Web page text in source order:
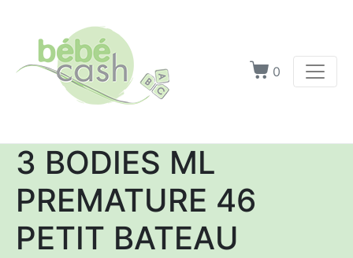
0
3 BODIES ML
PREMATURE 46
PETIT BATEAU